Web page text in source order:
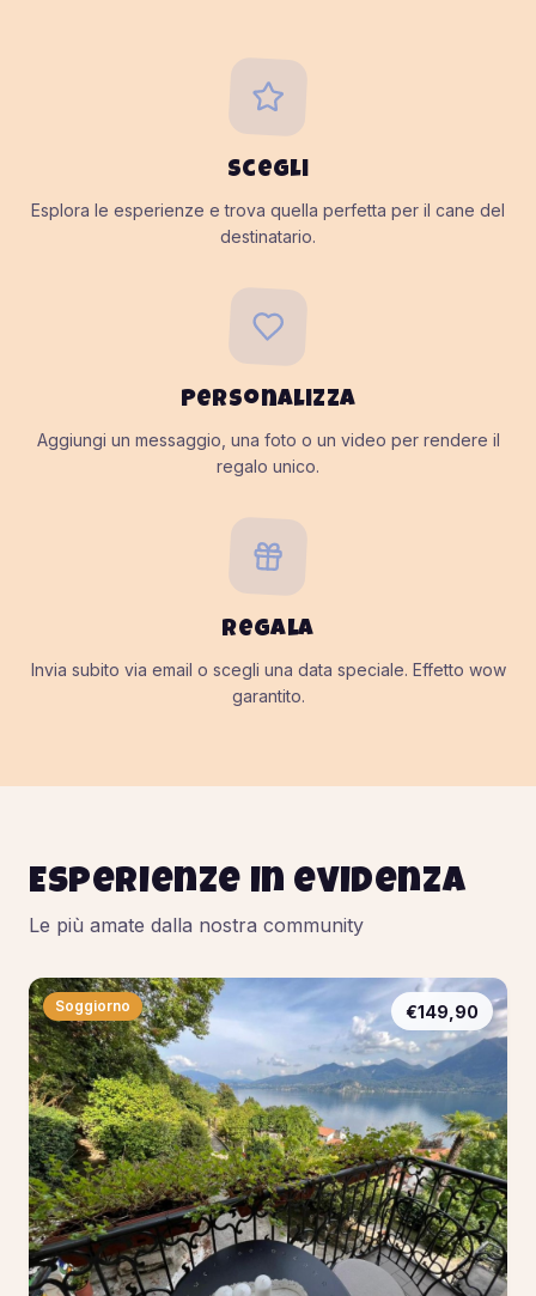
Scegli
Esplora le esperienze e trova quella perfetta per il cane del
destinatario.
Personalizza
Aggiungi un messaggio, una foto o un video per rendere il
regalo unico.
Regala
Invia subito via email o scegli una data speciale. Effetto wow
garantito.
Esperienze in evidenza
Le più amate dalla nostra community
Soggiorno €149,90